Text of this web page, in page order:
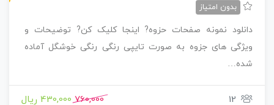
بدون امتیاز
دانلود نمونه صفحات حزوه? اینجا کلیک کن? توضیحات و
ویژگی های جزوه به صورت تایپی رنگی رنگی خوشگل آماده
شده…
12
760,000 430,000 ریال